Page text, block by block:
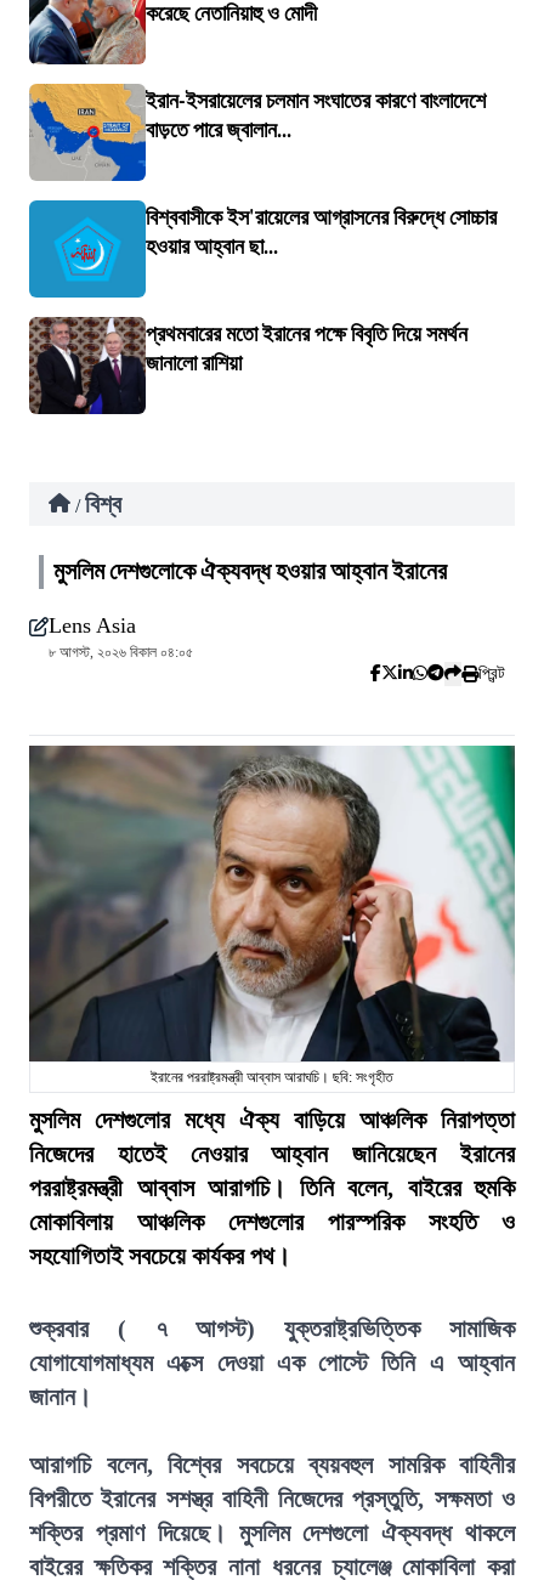
করেছে নেতানিয়াহু ও মোদী
ইরান-ইসরায়েলের চলমান সংঘাতের কারণে বাংলাদেশে
বাড়তে পারে জ্বালান...
বিশ্ববাসীকে ইস'রায়েলের আগ্রাসনের বিরুদ্ধে সোচ্চার
হওয়ার আহ্বান ছা...
প্রথমবারের মতো ইরানের পক্ষে বিবৃতি দিয়ে সমর্থন
জানালো রাশিয়া
/ বিশ্ব
মুসলিম দেশগুলোকে ঐক্যবদ্ধ হওয়ার আহ্বান ইরানের
Lens Asia
৮ আগস্ট, ২০২৬ বিকাল ০৪:০৫
প্রিন্ট
ইরানের পররাষ্ট্রমন্ত্রী আব্বাস আরাঘচি। ছবি: সংগৃহীত
মুসলিম দেশগুলোর মধ্যে ঐক্য বাড়িয়ে আঞ্চলিক নিরাপত্তা
নিজেদের হাতেই নেওয়ার আহ্বান জানিয়েছেন ইরানের
পররাষ্ট্রমন্ত্রী আব্বাস আরাগচি। তিনি বলেন, বাইরের হুমকি
মোকাবিলায় আঞ্চলিক দেশগুলোর পারস্পরিক সংহতি ও
সহযোগিতাই সবচেয়ে কার্যকর পথ।
শুক্রবার ( ৭ আগস্ট) যুক্তরাষ্ট্রভিত্তিক সামাজিক
যোগাযোগমাধ্যম এক্সে দেওয়া এক পোস্টে তিনি এ আহ্বান
জানান।
আরাগচি বলেন, বিশ্বের সবচেয়ে ব্যয়বহুল সামরিক বাহিনীর
বিপরীতে ইরানের সশস্ত্র বাহিনী নিজেদের প্রস্তুতি, সক্ষমতা ও
শক্তির প্রমাণ দিয়েছে। মুসলিম দেশগুলো ঐক্যবদ্ধ থাকলে
বাইরের ক্ষতিকর শক্তির নানা ধরনের চ্যালেঞ্জ মোকাবিলা করা